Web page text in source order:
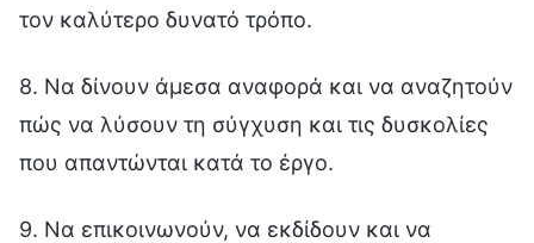
τον καλύτερο δυνατό τρόπο.
8. Να δίνουν άμεσα αναφορά και να αναζητούν
πώς να λύσουν τη σύγχυση και τις δυσκολίες
που απαντώνται κατά το έργο.
9. Να επικοινωνούν, να εκδίδουν και να